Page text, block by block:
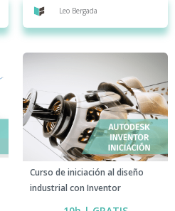
Leo Bergada​
Curso de iniciación al diseño
industrial con Inventor​